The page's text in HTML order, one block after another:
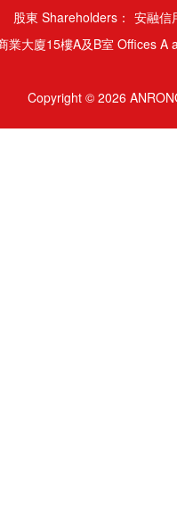
股東 Shareholders： 安融信
業大廈15樓A及B室 Offices
Copyright © 2026